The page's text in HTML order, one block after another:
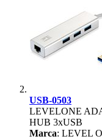
USB-0503
LEVELONE
HUB 3xUSB
Marca: LEVEL